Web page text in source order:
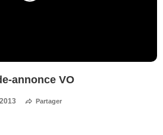
annonce VO
Partager